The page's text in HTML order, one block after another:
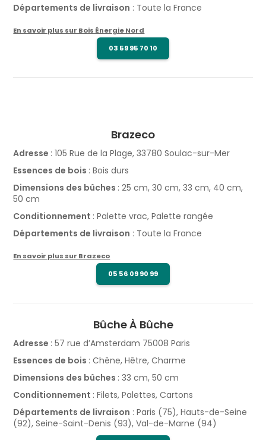
Départements de livraison : Toute la France
En savoir plus sur Bois Énergie Nord
03 59 95 70 10
Brazeco
Adresse : 105 Rue de la Plage, 33780 Soulac-sur-Mer
Essences de bois : Bois durs
Dimensions des bûches : 25 cm, 30 cm, 33 cm, 40 cm,
50 cm
Conditionnement : Palette vrac, Palette rangée
Départements de livraison : Toute la France
En savoir plus sur Brazeco
05 56 09 90 99
Bûche À Bûche
Adresse : 57 rue d’Amsterdam 75008 Paris
Essences de bois : Chêne, Hêtre, Charme
Dimensions des bûches : 33 cm, 50 cm
Conditionnement : Filets, Palettes, Cartons
Départements de livraison : Paris (75), Hauts-de-Seine
(92), Seine-Saint-Denis (93), Val-de-Marne (94)